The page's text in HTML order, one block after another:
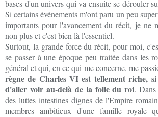
bases d'un univers qui va ensuite se dérouler
Si certains événements m'ont paru un peu
importants pour l'avancement du récit, je ne
non plus et c'est bien là l'essentiel.
Surtout, la grande force du récit, pour moi,
se passer à une époque peu traitée dans les
général et qui, en ce qui me concerne, me
règne de Charles VI est tellement riche,
d'aller voir au-delà de la folie du roi.
des luttes intestines dignes de l'Empire
membres ambitieux d'une famille royale